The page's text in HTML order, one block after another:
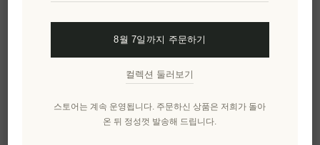
이 맛있는 마멀레이드는 5월에 수확한 유기농 신선
를 사용하여 메시니아 레시피에 따라 만
들어졌습니다. 인공 향료나 보존제를 첨가하지 않
고 제한된 수량으로 생산됩니다. 부드러운 흰 치즈
와 함께 샐러드 드레싱으로, 또는 그리스 요거트와
함께 디저트로 즐길 수 있습니다.
8월 7일까지 주문하기
컬렉션 둘러보기
스토어는 계속 운영됩니다. 주문하신 상품은 저희가 돌아
온 뒤 정성껏 발송해 드립니다.